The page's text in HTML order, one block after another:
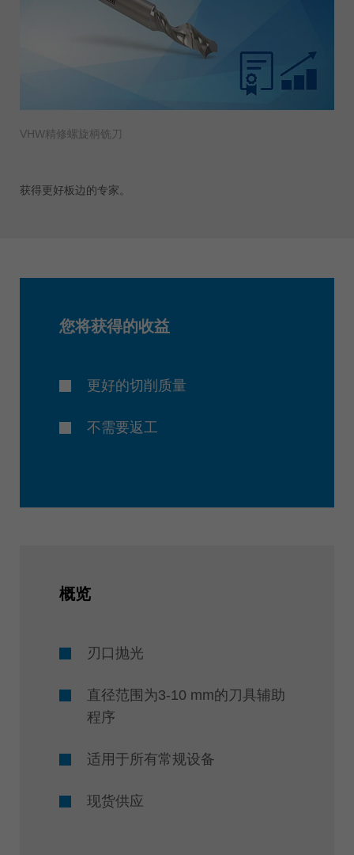
VHW精修螺旋柄铣刀
获得更好板边的专家。
您将获得的收益
更好的切削质量
不需要返工
概览
刃口抛光
直径范围为3-10 mm的刀具辅助
程序
适用于所有常规设备
现货供应